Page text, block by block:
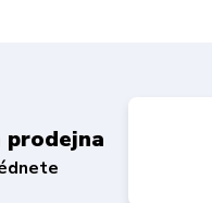
prodejna